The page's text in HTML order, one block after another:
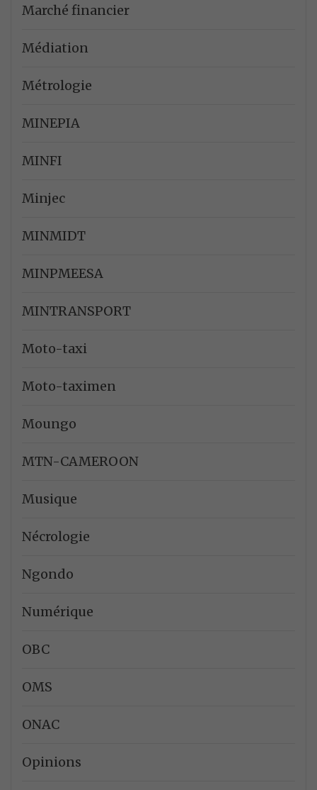
Marché financier
Médiation
Métrologie
MINEPIA
MINFI
Minjec
MINMIDT
MINPMEESA
MINTRANSPORT
Moto-taxi
Moto-taximen
Moungo
MTN-CAMEROON
Musique
Nécrologie
Ngondo
Numérique
OBC
OMS
ONAC
Opinions